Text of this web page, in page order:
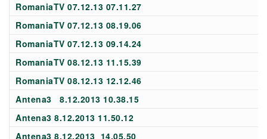
RomaniaTV 07.12.13 07.11.27
RomaniaTV 07.12.13 08.19.06
RomaniaTV 07.12.13 09.14.24
RomaniaTV 08.12.13 11.15.39
RomaniaTV 08.12.13 12.12.46
Antena3 8.12.2013 10.38.15
Antena3 8.12.2013 11.50.12
Antena3 8.12.2013 14.05.50